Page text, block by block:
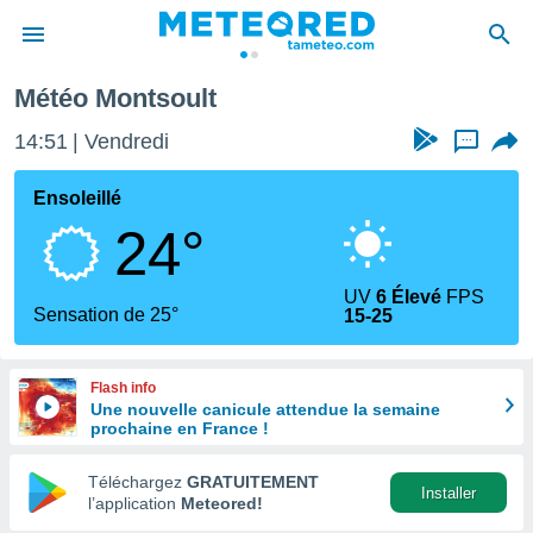
de
en
Météo Montsoult
14:51 Vendredi ...
Ensoleillé
24°
Sensation de 25°
UV6 Élevé FPS
15-25
Flash info
Une nouvelle canicule attendue la semaine
prochaine en France !
Téléchargez GRATUITEMENT
l’application Meteored!
Installer